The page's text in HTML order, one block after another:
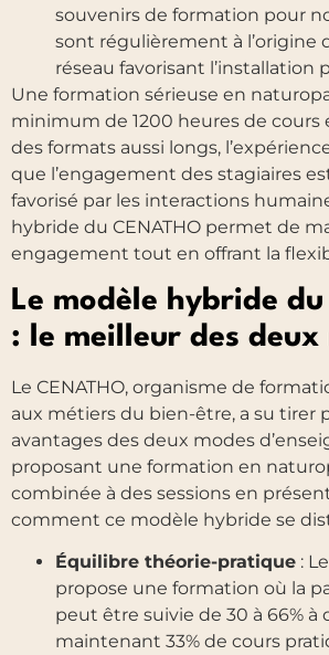
souvenirs de formation pour
sont régulièrement à l’origine
réseau favorisant l’installation
Une formation sérieuse en
minimum de 1200 heures de cours
des formats aussi longs,
que l’engagement des stagiaires
favorisé par les interactions
hybride du CENATHO permet de
engagement tout en offrant la
Le modèle hybride du
: le meilleur des deux
Le CENATHO, organisme de
aux métiers du bien-être, a su tirer
avantages des deux modes
proposant une formation en
combinée à des sessions en
comment ce modèle hybride se
Équilibre théorie-pratique :
propose une formation où la
peut être suivie de 30 à 66% à
maintenant 33% de cours